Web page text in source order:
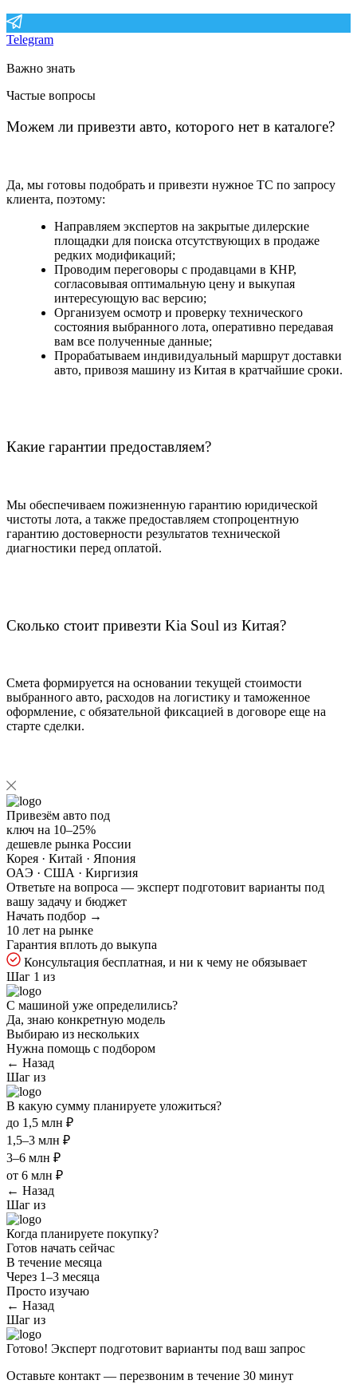
Telegram
Важно знать
Частые вопросы
Можем ли привезти авто, которого нет в каталоге?
Да, мы готовы подобрать и привезти нужное ТС по запросу
клиента, поэтому:
Направляем экспертов на закрытые дилерские
площадки для поиска отсутствующих в продаже
редких модификаций;
Проводим переговоры с продавцами в КНР,
согласовывая оптимальную цену и выкупая
интересующую вас версию;
Организуем осмотр и проверку технического
состояния выбранного лота, оперативно передавая
вам все полученные данные;
Прорабатываем индивидуальный маршрут доставки
авто, привозя машину из Китая в кратчайшие сроки.
Какие гарантии предоставляем?
Мы обеспечиваем пожизненную гарантию юридической
чистоты лота, а также предоставляем стопроцентную
гарантию достоверности результатов технической
диагностики перед оплатой.
Сколько стоит привезти Kia Soul из Китая?
Смета формируется на основании текущей стоимости
выбранного авто, расходов на логистику и таможенное
оформление, с обязательной фиксацией в договоре еще на
старте сделки.
Привезём авто под
ключ на 10–25%
дешевле рынка России
Корея · Китай · Япония
ОАЭ · США · Киргизия
Ответьте на вопроса — эксперт подготовит варианты под
вашу задачу и бюджет
Начать подбор →
10 лет на рынке
Гарантия вплоть до выкупа
Консультация бесплатная, и ни к чему не обязывает
Шаг 1 из
С машиной уже определились?
Да, знаю конкретную модель
Выбираю из нескольких
Нужна помощь с подбором
← Назад
Шаг из
В какую сумму планируете уложиться?
до 1,5 млн ₽
1,5–3 млн ₽
3–6 млн ₽
от 6 млн ₽
← Назад
Шаг из
Когда планируете покупку?
Готов начать сейчас
В течение месяца
Через 1–3 месяца
Просто изучаю
← Назад
Шаг из
Готово! Эксперт подготовит варианты под ваш запрос
Оставьте контакт — перезвоним в течение 30 минут